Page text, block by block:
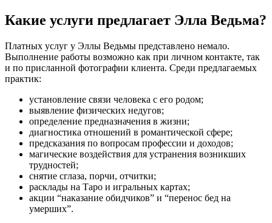
Какие услуги предлагает Элла Ведьма?
Платных услуг у Эллы Ведьмы представлено немало.
Выполнение работы возможно как при личном контакте, так
и по присланной фотографии клиента. Среди предлагаемых
практик:
установление связи человека с его родом;
выявление физических недугов;
определение предназначения в жизни;
диагностика отношений в романтической сфере;
предсказания по вопросам профессии и доходов;
магические воздействия для устранения возникших
трудностей;
снятие сглаза, порчи, отчитки;
расклады на Таро и игральных картах;
акции “наказание обидчиков” и “перенос бед на
умерших”.